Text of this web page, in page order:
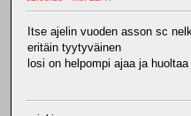
Itse ajelin vuoden asson sc
eritäin tyytyväinen
losi on helpompi ajaa ja